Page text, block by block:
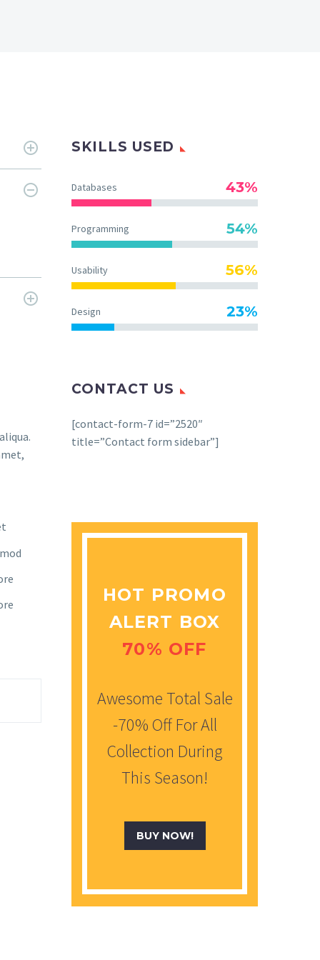
SKILLS USED
Databases 43%
Programming 54%
Usability 56%
Design 23%
CONTACT US
[contact-form-7 id=”2520″
title=”Contact form sidebar”]
HOT PROMO
ALERT BOX
70% OFF
Awesome Total Sale
-70% Off For All
Collection During
This Season!
BUY NOW!